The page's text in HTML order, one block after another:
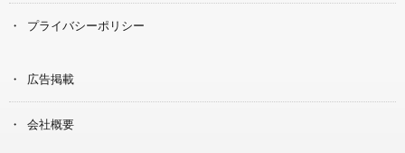
プライバシーポリシー
広告掲載
会社概要